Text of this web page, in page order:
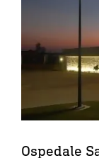
Ospedale